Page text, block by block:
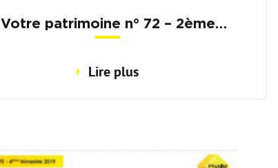
Votre patrimoine n° 72 – 2ème
Lire plus